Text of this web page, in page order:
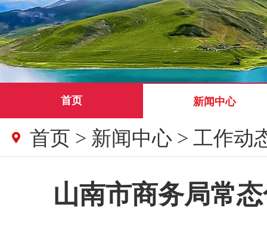
首页 新闻中心
首页 > 新闻中心 > 工作动
山南市商务局常